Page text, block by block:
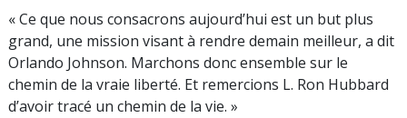
« Ce que nous consacrons aujourd’hui est un but plus
grand, une mission visant à rendre demain meilleur, a dit
Orlando Johnson. Marchons donc ensemble sur le
chemin de la vraie liberté. Et remercions L. Ron Hubbard
d’avoir tracé un chemin de la vie. »